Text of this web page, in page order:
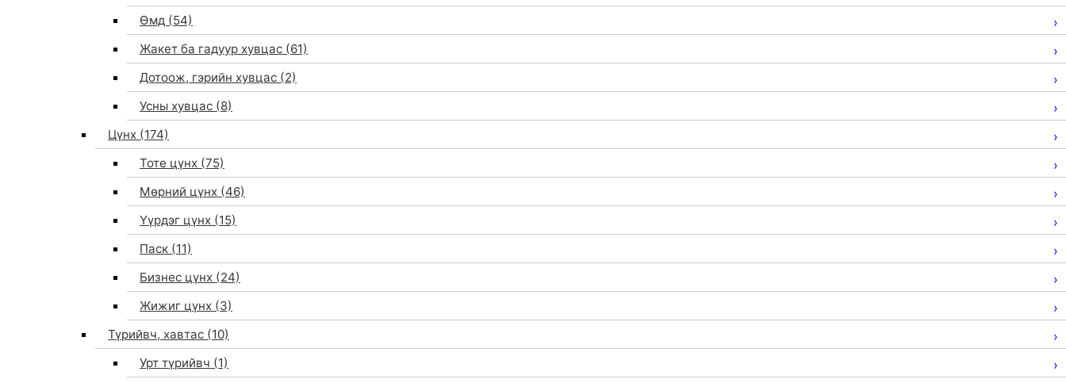
Өмд (54)
Жакет ба гадуур хувцас (61)
Дотоож, гэрийн хувцас (2)
Усны хувцас (8)
Цүнх (174)
Тоте цүнх (75)
Мөрний цүнх (46)
Үүрдэг цүнх (15)
Паск (11)
Бизнес цүнх (24)
Жижиг цүнх (3)
Түрийвч, хавтас (10)
Урт түрийвч (1)